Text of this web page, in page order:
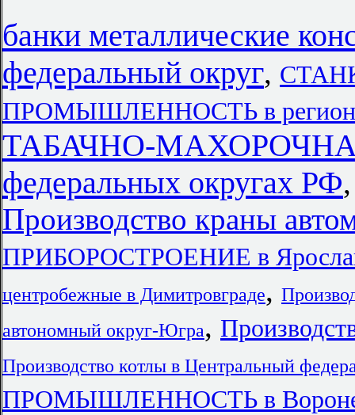
банки металлические
федеральный округ,
ПРОМЫШЛЕННОСТЬ в
ТАБАЧНО-
федеральных округах РФ
Производство краны
ПРИБОРОСТРОЕНИЕ в
центробежные в Димитровграде,
автономный округ-Югра,
Производство котлы в Центральный
ПРОМЫШЛЕННОСТЬ в